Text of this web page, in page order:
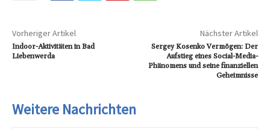
Vorheriger Artikel
Indoor-Aktivitäten in Bad
Liebenwerda
Nächster Artikel
Sergey Kosenko Vermögen: Der
Aufstieg eines Social-Media-
Phänomens und seine finanziellen
Geheimnisse
Weitere Nachrichten